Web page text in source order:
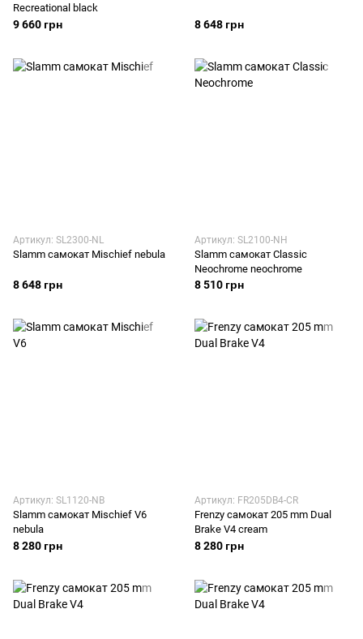
Recreational black
9 660 грн 8 648 грн
Артикул: SL2300-NL
Slamm самокат Mischief nebula
8 648 грн
Артикул: SL2100-NH
Slamm самокат Classic
Neochrome neochrome
8 510 грн
Артикул: SL1120-NB
Slamm самокат Mischief V6
nebula
8 280 грн
Артикул: FR205DB4-CR
Frenzy самокат 205 mm Dual
Brake V4 cream
8 280 грн